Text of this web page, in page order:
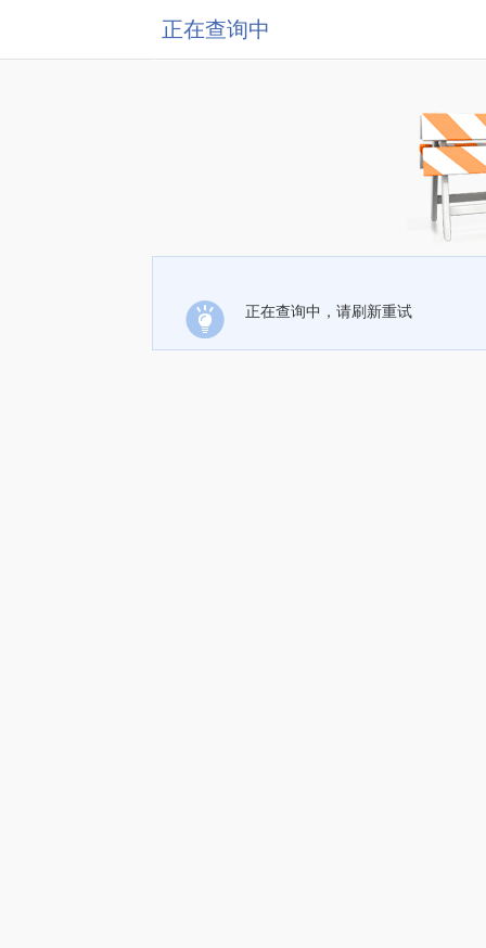
正在查询中
正在查询中，请刷新重试